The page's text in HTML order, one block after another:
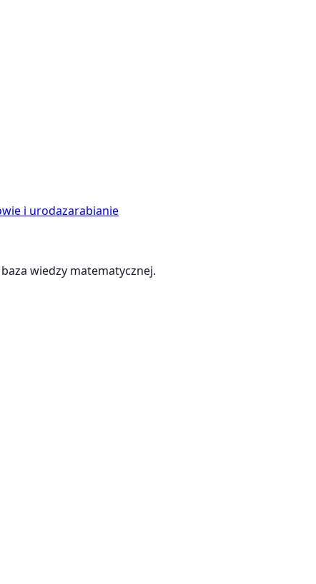
i urodazarabianie
wiedzy matematycznej.